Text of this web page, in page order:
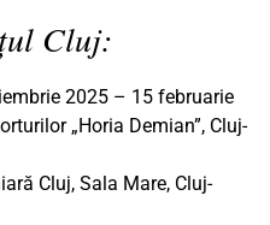
Cluj:
2025 – 15 februarie
„Horia Demian”, Cluj-
Cluj, Sala Mare, Cluj-